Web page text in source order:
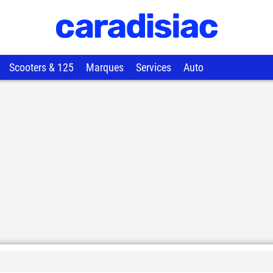
Scooters & 125 Marques Services Auto